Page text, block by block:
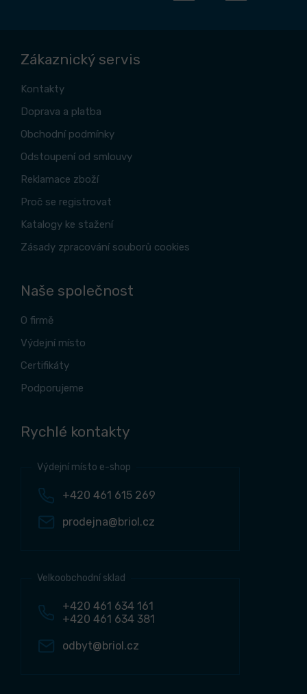
Zákaznický servis
Kontakty
Doprava a platba
Obchodní podmínky
Odstoupení od smlouvy
Reklamace zboží
Proč se registrovat
Katalogy ke stažení
Zásady zpracování souborů cookies
Naše společnost
O firmě
Výdejní místo
Certifikáty
Podporujeme
Rychlé kontakty
Výdejní místo e-shop
+420 461 615 269
prodejna@briol.cz
Velkoobchodní sklad
+420 461 634 161
+420 461 634 381
odbyt@briol.cz